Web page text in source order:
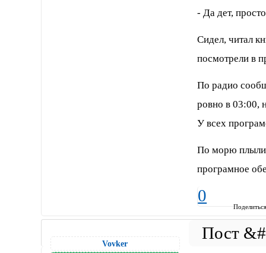
- Да дет,
Сидел, читал
посмотрели в
По радио
ровно в 03:00,
У всех
По морю плыли
програмное
0
Vovker